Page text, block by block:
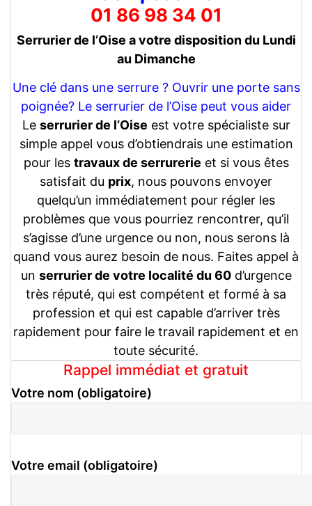
01 86 98 34 01
Serrurier de l’Oise a votre disposition du Lundi
au Dimanche
Une clé dans une serrure ? Ouvrir une porte sans
poignée? Le serrurier de l’Oise peut vous aider
Le serrurier de l’Oise est votre spécialiste sur
simple appel vous d’obtiendrais une estimation
pour les travaux de serrurerie et si vous êtes
satisfait du prix, nous pouvons envoyer
quelqu’un immédiatement pour régler les
problèmes que vous pourriez rencontrer, qu’il
s’agisse d’une urgence ou non, nous serons là
quand vous aurez besoin de nous. Faites appel à
un serrurier de votre localité du 60d’urgence
très réputé, qui est compétent et formé à sa
profession et qui est capable d’arriver très
rapidement pour faire le travail rapidement et en
toute sécurité.
Rappel immédiat et gratuit
Votre nom (obligatoire)
Votre email (obligatoire)